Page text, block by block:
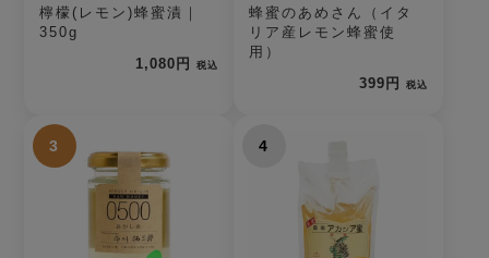
檸檬(レモン)蜂蜜漬｜
350g
1,080円
税込
蜂蜜のあめさん（イタ
リア産レモン蜂蜜使
用）
399円
税込
3 4